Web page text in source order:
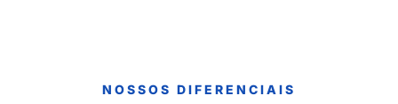
NOSSOS DIFERENCIAIS